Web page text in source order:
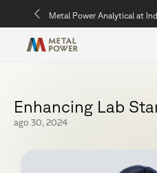
Metal Power Analytical at
Enhancing Lab Sta
ago 30, 2024